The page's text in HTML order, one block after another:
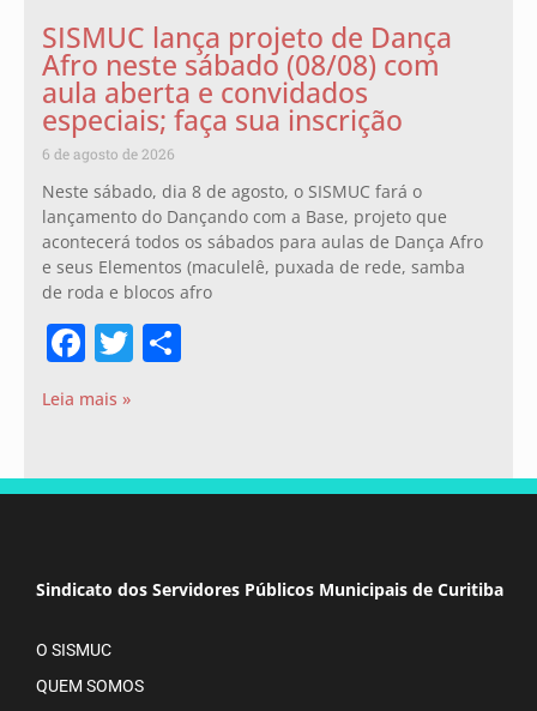
SISMUC lança projeto de Dança
Afro neste sábado (08/08) com
aula aberta e convidados
especiais; faça sua inscrição
6 de agosto de 2026
Neste sábado, dia 8 de agosto, o SISMUC fará o
lançamento do Dançando com a Base, projeto que
acontecerá todos os sábados para aulas de Dança Afro
e seus Elementos (maculelê, puxada de rede, samba
de roda e blocos afro
Facebook
Twitter
Leia mais »
Sindicato dos Servidores Públicos Municipais de Curitiba
O SISMUC
QUEM SOMOS